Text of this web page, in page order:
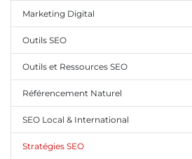
Marketing Digital
Outils SEO
Outils et Ressources SEO
Référencement Naturel
SEO Local & International
Stratégies SEO